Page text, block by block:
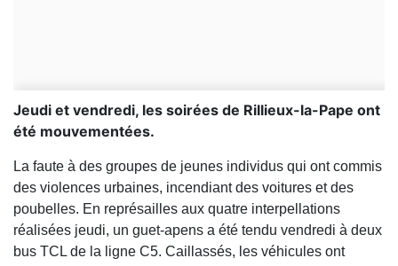
Jeudi et vendredi, les soirées de Rillieux-la-Pape ont
été mouvementées.
La faute à des groupes de jeunes individus qui ont commis
des violences urbaines, incendiant des voitures et des
poubelles. En représailles aux quatre interpellations
réalisées jeudi, un guet-apens a été tendu vendredi à deux
bus TCL de la ligne C5. Caillassés, les véhicules ont